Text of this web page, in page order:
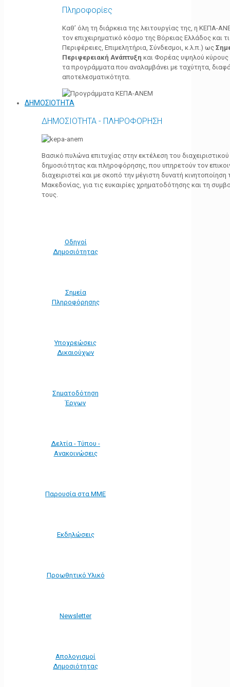
Πληροφορίες
Καθ’ όλη τη διάρκεια της λειτουργίας της, η ΚΕΠΑ-
τον επιχειρηματικό κόσμο της Βόρειας Ελλάδος και
Περιφέρειες, Επιμελητήρια, Σύνδεσμοι, κ.λ.π.) ως
Περιφερειακή Ανάπτυξη και Φορέας υψηλού κύρους
τα προγράμματα που αναλαμβάνει με ταχύτητα,
αποτελεσματικότητα.
ΔΗΜΟΣΙΟΤΗΤΑ
ΔΗΜΟΣΙΟΤΗΤΑ - ΠΛΗΡΟΦΟΡΗΣΗ
Βασικό πυλώνα επιτυχίας στην εκτέλεση του
δημοσιότητας και πληροφόρησης, που υπηρετούν τον
διαχειριστεί και με σκοπό την μέγιστη δυνατή
Μακεδονίας, για τις ευκαιρίες χρηματοδότησης και τη
τους.
Οδηγοί
Δημοσιότητας
Σημεία
Πληροφόρησης
Υποχρεώσεις
Δικαιούχων
Σηματοδότηση
Έργων
Δελτία - Τύπου -
Ανακοινώσεις
Παρουσία στα ΜΜΕ
Εκδηλώσεις
Προωθητικό Υλικό
Νewsletter
Απολογισμοί
Δημοσιότητας